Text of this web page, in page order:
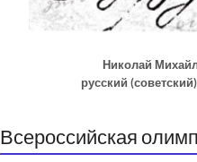
Николай
русский
Всероссийская